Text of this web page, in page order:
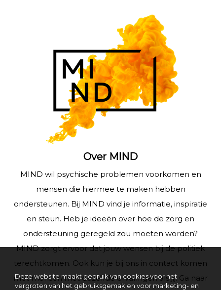
Over MIND
MIND wil psychische problemen voorkomen en
mensen die hiermee te maken hebben
ondersteunen. Bij MIND vind je informatie, inspiratie
en steun. Heb je ideeën over hoe de zorg en
ondersteuning geregeld zou moeten worden?
MIND zorgt ervoor dat jouw wensen bij de politiek
terechtkomen. Ook kun je bij ons in contact komen
met mensen met dezelfde ervaringen als jij. Ga naar
Deze website maakt gebruik van cookies voor het
vergroten van het gebruiksgemak en voor marketing- en